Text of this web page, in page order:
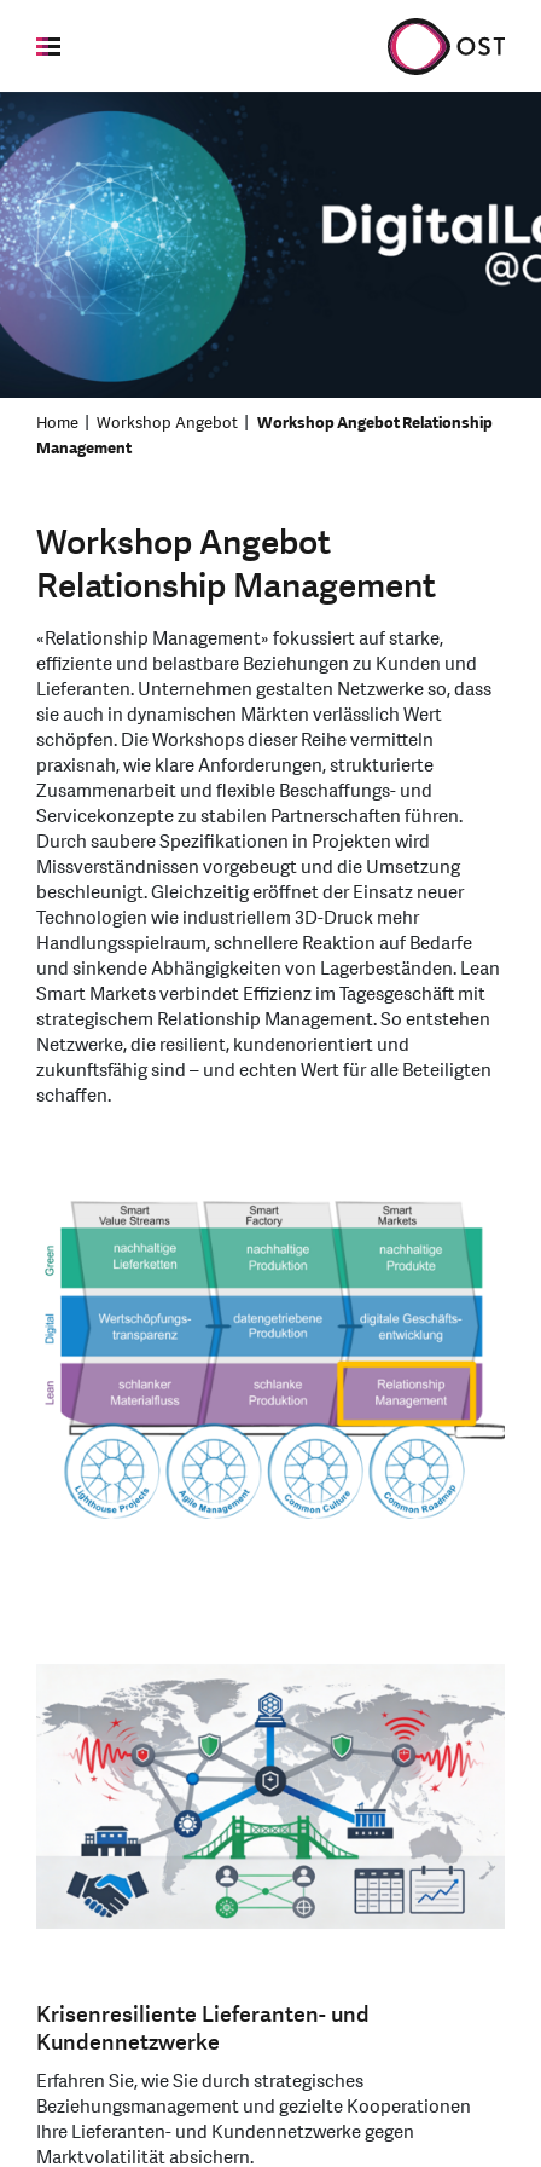
Home Workshop Angebot
Workshop Angebot Relationship
Management
Workshop Angebot
Relationship Management
«Relationship Management» fokussiert auf starke,
effiziente und belastbare Beziehungen zu Kunden und
Lieferanten. Unternehmen gestalten Netzwerke so, dass
sie auch in dynamischen Märkten verlässlich Wert
schöpfen. Die Workshops dieser Reihe vermitteln
praxisnah, wie klare Anforderungen, strukturierte
Zusammenarbeit und flexible Beschaffungs- und
Servicekonzepte zu stabilen Partnerschaften führen.
Durch saubere Spezifikationen in Projekten wird
Missverständnissen vorgebeugt und die Umsetzung
beschleunigt. Gleichzeitig eröffnet der Einsatz neuer
Technologien wie industriellem 3D-Druck mehr
Handlungsspielraum, schnellere Reaktion auf Bedarfe
und sinkende Abhängigkeiten von Lagerbeständen. Lean
Smart Markets verbindet Effizienz im Tagesgeschäft mit
strategischem Relationship Management. So entstehen
Netzwerke, die resilient, kundenorientiert und
zukunftsfähig sind – und echten Wert für alle Beteiligten
schaffen.
Krisenresiliente Lieferanten- und
Kundennetzwerke
Erfahren Sie, wie Sie durch strategisches
Beziehungsmanagement und gezielte Kooperationen
Ihre Lieferanten- und Kundennetzwerke gegen
Marktvolatilität absichern.